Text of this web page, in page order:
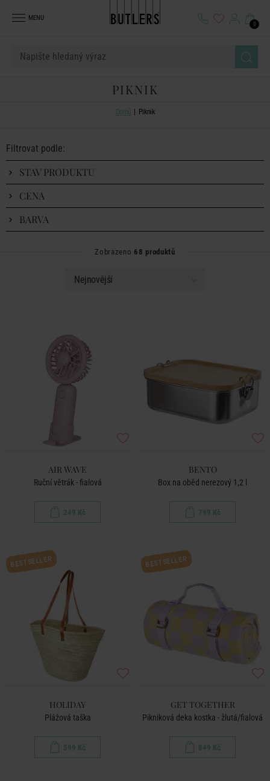
MENU
0
PIKNIK
Domů Piknik
Filtrovat podle:
STAV PRODUKTU
CENA
BARVA
Zobrazeno 68 produktů
AIR WAVE
Ruční větrák - fialová
249 Kč
BENTO
Box na oběd nerezový 1,2 l
799 Kč
BESTSELLER
HOLIDAY
Plážová taška
599 Kč
BESTSELLER
GET TOGETHER
Pikniková deka kostka - žlutá/fialová
849 Kč